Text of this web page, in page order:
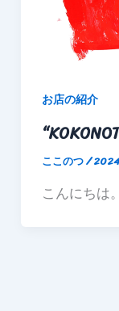
お店の紹介
ここのつ/
こんにち